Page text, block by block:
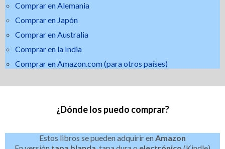
Comprar en Alemania
Comprar en Japón
Comprar en Australia
Comprar en la India
Comprar en Amazon.com (para otros países)
¿Dónde los puedo comprar?
Estos libros se pueden adquirir enAmazon